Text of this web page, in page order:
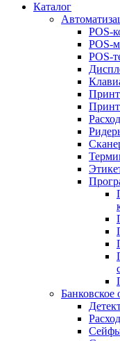
Каталог
POS-
POS-
POS-
Банковское